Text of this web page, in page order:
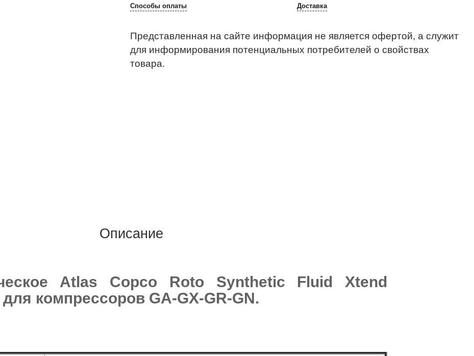
Способы оплаты Доставка
Представленная на сайте информация не является офертой, а служит
для информирования потенциальных потребителей о свойствах
товара.
Описание
Atlas Copco Roto Synthetic Fluid Xtend
компрессоров GA-GX-GR-GN.